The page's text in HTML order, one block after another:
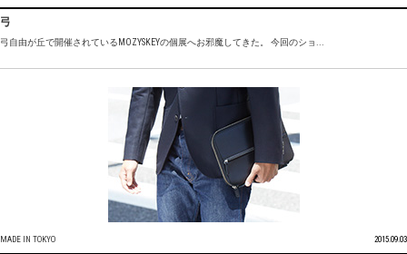
弓
弓自由が丘で開催されているMOZYSKEYの個展へお邪魔してきた。 今回のショ...
MADE IN TOKYO 2015.09.03